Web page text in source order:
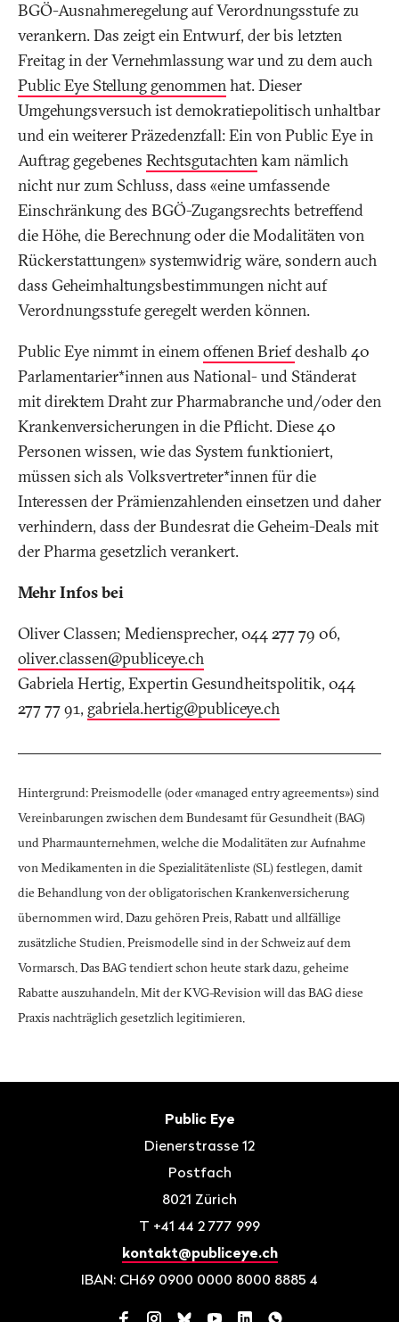
BGÖ-Ausnahmeregelung auf Verordnungsstufe zu
verankern. Das zeigt ein Entwurf, der bis letzten
Freitag in der Vernehmlassung war und zu dem auch
Public Eye Stellung genommenhat. Dieser
Umgehungsversuch ist demokratiepolitisch unhaltbar
und ein weiterer Präzedenzfall: Ein von Public Eye in
Auftrag gegebenes Rechtsgutachtenkam nämlich
nicht nur zum Schluss, dass «eine umfassende
Einschränkung des BGÖ-Zugangsrechts betreffend
die Höhe, die Berechnung oder die Modalitäten von
Rückerstattungen» systemwidrig wäre, sondern auch
dass Geheimhaltungsbestimmungen nicht auf
Verordnungsstufe geregelt werden können.
Public Eye nimmt in einemoffenen Briefdeshalb 40
Parlamentarier*innen aus National- und Ständerat
mit direktem Draht zur Pharmabranche und/oder den
Krankenversicherungen in die Pflicht. Diese 40
Personen wissen, wie das System funktioniert,
müssen sich als Volksvertreter*innen für die
Interessen der Prämienzahlenden einsetzen und daher
verhindern, dass der Bundesrat die Geheim-Deals mit
der Pharma gesetzlich verankert.
Mehr Infos bei
Oliver Classen; Mediensprecher, 044 277 79 06,
oliver.classen@publiceye.ch
Gabriela Hertig, Expertin Gesundheitspolitik, 044
277 77 91, gabriela.hertig@publiceye.ch
Hintergrund: Preismodelle (oder «managed entry agreements») sind
Vereinbarungen zwischen dem Bundesamt für Gesundheit (BAG)
und Pharmaunternehmen, welche die Modalitäten zur Aufnahme
von Medikamenten in die Spezialitätenliste (SL) festlegen, damit
die Behandlung von der obligatorischen Krankenversicherung
übernommen wird. Dazu gehören Preis, Rabatt und allfällige
zusätzliche Studien. Preismodelle sind in der Schweiz auf dem
Vormarsch. Das BAG tendiert schon heute stark dazu, geheime
Rabatte auszuhandeln. Mit der KVG-Revision will das BAG diese
Praxis nachträglich gesetzlich legitimieren.
Public Eye
Dienerstrasse 12
Postfach
8021 Zürich
T +41 44 2 777 999
kontakt@publiceye.ch
IBAN: CH69 0900 0000 8000 8885 4
Facebook
Instagram
BlueskyYouTube
LinkedInWhatsApp